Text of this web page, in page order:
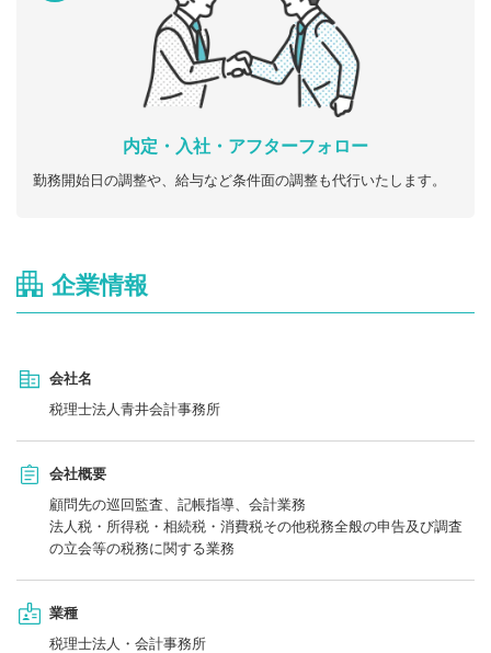
内定・入社・アフターフォロー
勤務開始日の調整や、給与など条件面の調整も代行いたします。
企業情報
会社名
税理士法人青井会計事務所
会社概要
顧問先の巡回監査、記帳指導、会計業務
法人税・所得税・相続税・消費税その他税務全般の申告及び調査
の立会等の税務に関する業務
業種
税理士法人・会計事務所